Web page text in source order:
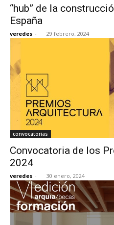
“hub” de la
España
veredes - 29 febrero, 2024
convocatorias
Convocatoria de los
2024
veredes - 30 enero, 2024